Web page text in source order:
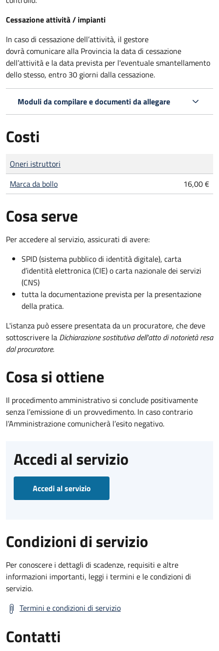
Cessazione attività / impianti
In caso di cessazione dell’attività, il gestore
dovrà comunicare alla Provincia la data di cessazione
dell’attività e la data prevista per l'eventuale smantellamento
dello stesso, entro 30 giorni dalla cessazione.
Moduli da compilare e documenti da allegare
Costi
Tipo di pagamento
Importo
Oneri istruttori
Marca da bollo
16,00 €
Cosa serve
Per accedere al servizio, assicurati di avere:
SPID (sistema pubblico di identità digitale), carta
d’identità elettronica (CIE) o carta nazionale dei servizi
(CNS)
tutta la documentazione prevista per la presentazione
della pratica.
L'istanza può essere presentata da un procuratore, che deve
sottoscrivere la Dichiarazione sostitutiva dell'atto di notorietà resa
dal procuratore.
Cosa si ottiene
Il procedimento amministrativo si conclude positivamente
senza l’emissione di un provvedimento. In caso contrario
l’Amministrazione comunicherà l’esito negativo.
Accedi al servizio
Accedi al servizio
Condizioni di servizio
Per conoscere i dettagli di scadenze, requisiti e altre
informazioni importanti, leggi i termini e le condizioni di
servizio.
Termini e condizioni di servizio
Contatti